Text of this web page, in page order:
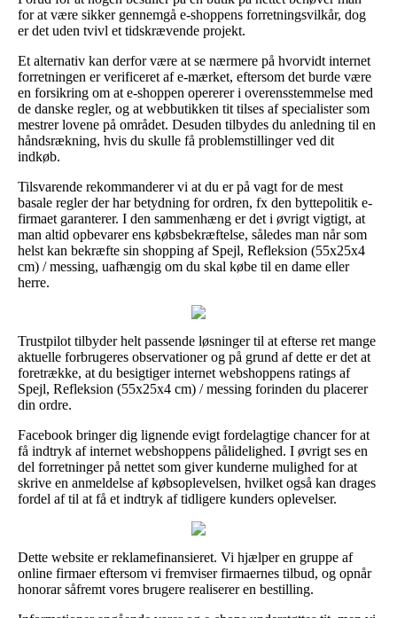
for at være sikker gennemgå e-shoppens forretningsvilkår, dog
er det uden tvivl et tidskrævende projekt.
Et alternativ kan derfor være at se nærmere på hvorvidt internet
forretningen er verificeret af e-mærket, eftersom det burde være
en forsikring om at e-shoppen opererer i overensstemmelse med
de danske regler, og at webbutikken tit tilses af specialister som
mestrer lovene på området. Desuden tilbydes du anledning til en
håndsrækning, hvis du skulle få problemstillinger ved dit
indkøb.
Tilsvarende rekommanderer vi at du er på vagt for de mest
basale regler der har betydning for ordren, fx den byttepolitik e-
firmaet garanterer. I den sammenhæng er det i øvrigt vigtigt, at
man altid opbevarer ens købsbekræftelse, således man når som
helst kan bekræfte sin shopping af Spejl, Refleksion (55x25x4
cm) / messing, uafhængig om du skal købe til en dame eller
herre.
Trustpilot tilbyder helt passende løsninger til at efterse ret mange
aktuelle forbrugeres observationer og på grund af dette er det at
foretrække, at du besigtiger internet webshoppens ratings af
Spejl, Refleksion (55x25x4 cm) / messing forinden du placerer
din ordre.
Facebook bringer dig lignende evigt fordelagtige chancer for at
få indtryk af internet webshoppens pålidelighed. I øvrigt ses en
del forretninger på nettet som giver kunderne mulighed for at
skrive en anmeldelse af købsoplevelsen, hvilket også kan drages
fordel af til at få et indtryk af tidligere kunders oplevelser.
Dette website er reklamefinansieret. Vi hjælper en gruppe af
online firmaer eftersom vi fremviser firmaernes tilbud, og opnår
honorar såfremt vores brugere realiserer en bestilling.